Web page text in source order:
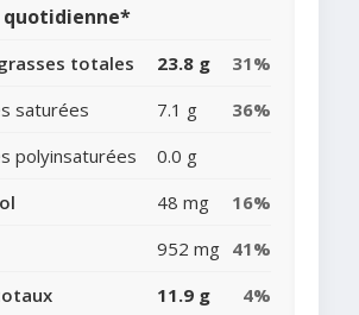
quotidienne*
totales 23.8 g
31%
saturées
7.1 g
36%
polyinsaturées
0.0 g
48 mg
16%
952 mg 41%
11.9 g
4%